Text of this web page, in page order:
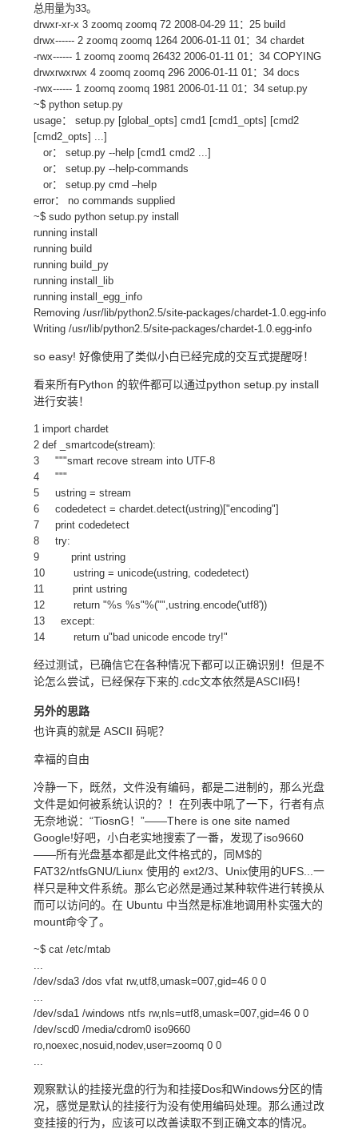
总用量为33。
drwxr-xr-x 3 zoomq zoomq 72 2008-04-29 11：25 build
drwx------ 2 zoomq zoomq 1264 2006-01-11 01：34 chardet
-rwx------ 1 zoomq zoomq 26432 2006-01-11 01：34 COPYING
drwxrwxrwx 4 zoomq zoomq 296 2006-01-11 01：34 docs
-rwx------ 1 zoomq zoomq 1981 2006-01-11 01：34 setup.py
~$ python setup.py
usage： setup.py [global_opts] cmd1 [cmd1_opts] [cmd2
[cmd2_opts] ...]
or： setup.py --help [cmd1 cmd2 ...]
or： setup.py --help-commands
or： setup.py cmd –help
error： no commands supplied
~$ sudo python setup.py install
running install
running build
running build_py
running install_lib
running install_egg_info
Removing /usr/lib/python2.5/site-packages/chardet-1.0.egg-info
Writing /usr/lib/python2.5/site-packages/chardet-1.0.egg-info
so easy! 好像使用了类似小白已经完成的交互式提醒呀！
看来所有Python 的软件都可以通过python setup.py install
进行安装！
1 import chardet
2 def _smartcode(stream):
3 """smart recove stream into UTF-8
4 """
5 ustring = stream
6 codedetect = chardet.detect(ustring)["encoding"]
7 print codedetect
8 try:
9 print ustring
10 ustring = unicode(ustring, codedetect)
11 print ustring
12 return "%s %s"%("",ustring.encode('utf8'))
13 except:
14 return u"bad unicode encode try!"
经过测试，已确信它在各种情况下都可以正确识别！但是不
论怎么尝试，已经保存下来的.cdc文本依然是ASCII码！
另外的思路
也许真的就是 ASCII 码呢？
幸福的自由
冷静一下，既然，文件没有编码，都是二进制的，那么光盘
文件是如何被系统认识的？！在列表中吼了一下，行者有点
无奈地说：“TiosnG！”——There is one site named
Google!好吧，小白老实地搜索了一番，发现了iso9660
——所有光盘基本都是此文件格式的，同M$的
FAT32/ntfsGNU/Liunx 使用的 ext2/3、Unix使用的UFS...一
样只是种文件系统。那么它必然是通过某种软件进行转换从
而可以访问的。在 Ubuntu 中当然是标准地调用朴实强大的
mount命令了。
~$ cat /etc/mtab
...
/dev/sda3 /dos vfat rw,utf8,umask=007,gid=46 0 0
...
/dev/sda1 /windows ntfs rw,nls=utf8,umask=007,gid=46 0 0
/dev/scd0 /media/cdrom0 iso9660
ro,noexec,nosuid,nodev,user=zoomq 0 0
...
观察默认的挂接光盘的行为和挂接Dos和Windows分区的情
况，感觉是默认的挂接行为没有使用编码处理。那么通过改
变挂接的行为，应该可以改善读取不到正确文本的情况。